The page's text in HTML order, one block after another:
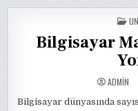
IN
Bilgisayar
ADMIN
Bilgisayar dünyasında